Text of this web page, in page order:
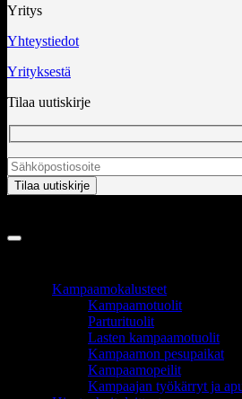
Yritys
Yhteystiedot
Yrityksestä
Tilaa uutiskirje
Kampaamokalusteet
Kampaamotuolit
Parturituolit
Lasten kampaamotuolit
Kampaamon pesupaikat
Kampaamopeilit
Kampaajan työkärryt ja